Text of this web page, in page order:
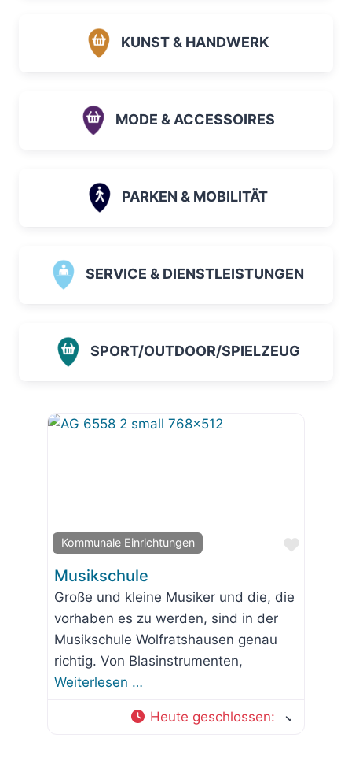
KUNST & HANDWERK
MODE & ACCESSOIRES
PARKEN & MOBILITÄT
SERVICE & DIENSTLEISTUNGEN
SPORT/OUTDOOR/SPIELZEUG
Kommunale Einrichtungen
Favorit
Musikschule
Große und kleine Musiker und die, die
vorhaben es zu werden, sind in der
Musikschule Wolfratshausen genau
richtig. Von Blasinstrumenten,
Weiterlesen …
Heute geschlossen: